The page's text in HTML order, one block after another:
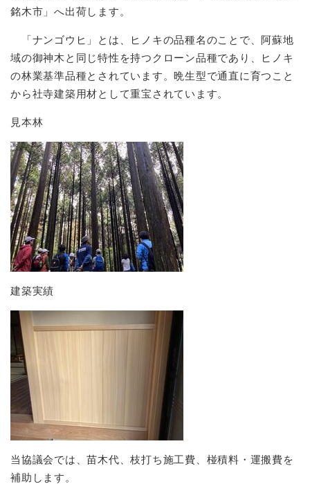
銘木市」へ出荷します。
「ナンゴウヒ」とは、ヒノキの品種名のことで、阿蘇地
域の御神木と同じ特性を持つクローン品種であり、ヒノキ
の林業基準品種とされています。晩生型で通直に育つこと
から社寺建築用材として重宝されています。
見本林
建築実績
当協議会では、苗木代、枝打ち施工費、椪積料・運搬費を
補助します。